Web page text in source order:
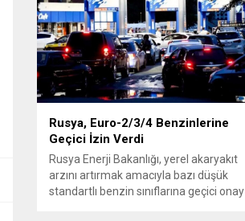
planlarına dair bilgi verdi. Futboldan
sorumlu yönetici Cihan Kamer,...
Rusya, Euro-2/3/4 Benzinlerine
Geçici İzin Verdi
Rusya Enerji Bakanlığı, yerel akaryakıt
arzını artırmak amacıyla bazı düşük
standartlı benzin sınıflarına geçici onay